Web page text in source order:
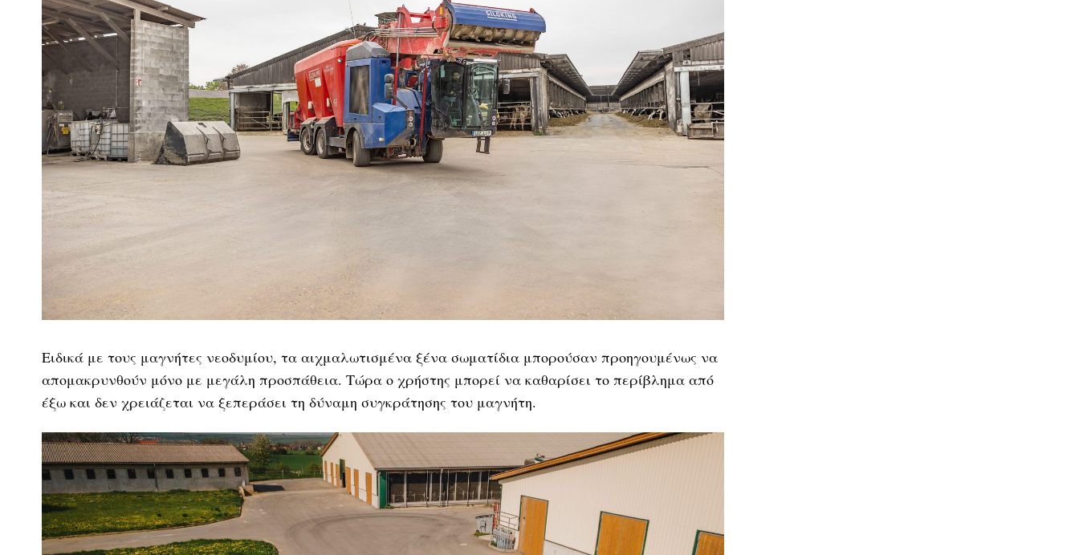
Ειδικά με τους μαγνήτες νεοδυμίου, τα αιχμαλωτισμένα ξένα σωματίδια μπορούσαν προηγουμένως να
απομακρυνθούν μόνο με μεγάλη προσπάθεια. Τώρα ο χρήστης μπορεί να καθαρίσει το περίβλημα από
έξω και δεν χρειάζεται να ξεπεράσει τη δύναμη συγκράτησης του μαγνήτη.